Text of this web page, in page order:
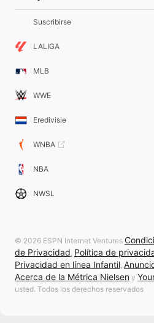
Suscribirse
LALIGA
MLB
WWE
Eredivisie
WNBA
NBA
NWSL
© 2026 ESPN Internet Ventures
de Privacidad, Política de
Privacidad en línea Infantil,
Acerca de la Métrica Nielsen y
usted. Todos los derechos reservados